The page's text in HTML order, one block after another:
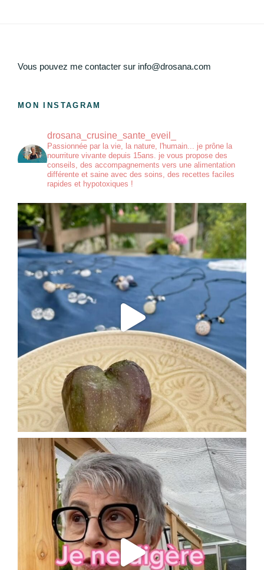
Vous pouvez me contacter sur info@drosana.com
MON INSTAGRAM
drosana_crusine_sante_eveil_
Passionnée par la vie, la nature, l'humain... je prône la
nourriture vivante depuis 15ans. je vous propose des
conseils, des accompagnements vers une alimentation
différente et saine avec des soins, des recettes faciles
rapides et hypotoxiques !